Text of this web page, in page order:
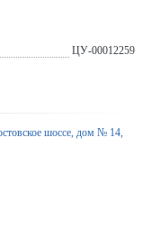
ЦУ-00012259
шоссе, дом № 14,